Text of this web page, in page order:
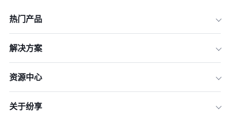
一、 2026年销售系统市场趋势分析：
热门产品
解决方案
资源中心
关于纷享